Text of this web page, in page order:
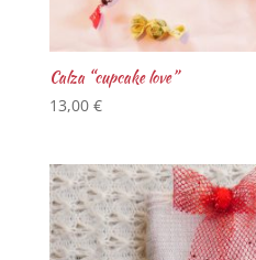
Calza “cupcake love”
13,00 €